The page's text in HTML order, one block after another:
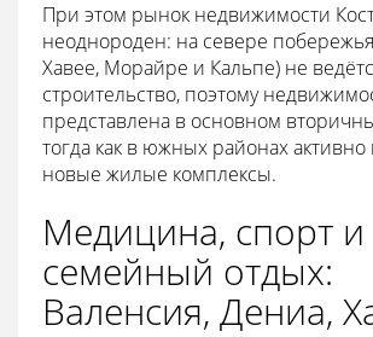
При этом рынок недвижимости
неоднороден: на севере
Хавее, Морайре и Кальпе) не
строительство, поэтому
представлена в основном
тогда как в южных районах активно
новые жилые комплексы.
Медицина, спорт и
семейный отдых:
Валенсия, Дениа,